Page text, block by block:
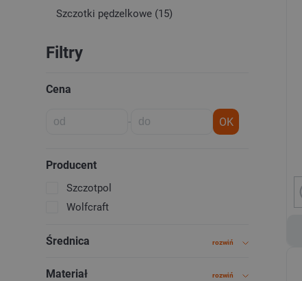
Szczotki pędzelkowe (15)
Filtry
Cena
- OK
Producent
Szczotpol
Wolfcraft
Średnica rozwiń
Materiał rozwiń